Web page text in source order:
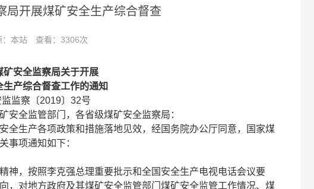
局开展煤矿安全生产综合督查
：本站 查看：3306次
矿安全监察局关于开展
生产综合督查工作的通知
监察〔2019〕32号
安全监管部门，各省级煤矿安全监察局：
全生产各项政策和措施落地见效，经国务院办公厅同意，国家煤
事项通知如下：
神，按照李克强总理重要批示和全国安全生产电视电话会议要
，对地方政府及其煤矿安全监管部门煤矿安全监管工作情况、煤